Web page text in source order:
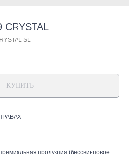
CRYSTAL
SL
КУПИТЬ
продукция (бессвинцовое